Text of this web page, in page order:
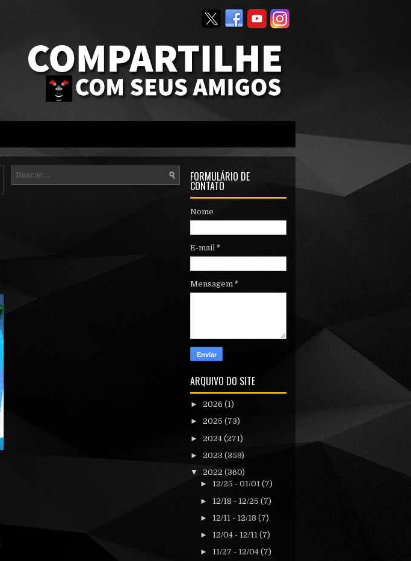
FORMULÁRIO DE
CONTATO
Nome
E-mail *
Mensagem*
ARQUIVO DO SITE
► 2026 (1)
► 2025 (73)
► 2024 (271)
► 2023 (359)
▼ 2022 (360)
► 12/25 - 01/01 (7)
► 12/18 - 12/25 (7)
► 12/11 - 12/18 (7)
► 12/04 - 12/11 (7)
► 11/27 - 12/04 (7)